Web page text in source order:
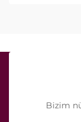
Bizim